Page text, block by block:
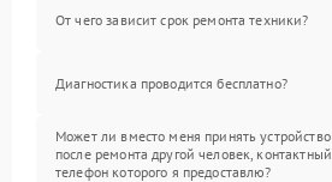
От чего зависит срок ремонта техники?
Диагностика проводится бесплатно?
Может ли вместо меня принять устройство
после ремонта другой человек, контактный
телефон которого я предоставлю?